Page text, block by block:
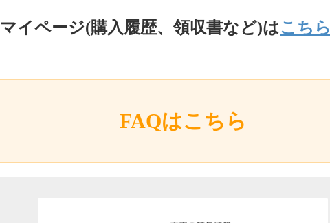
マイページ(購入履歴、領収書など)はこちら
FAQはこちら